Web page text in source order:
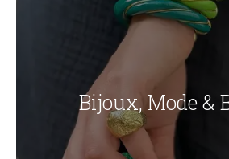
Bijoux, Mode &